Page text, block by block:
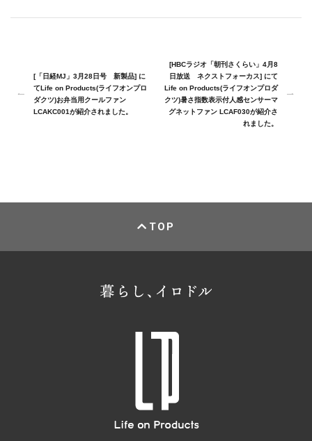
[「日経MJ」3月28日号 新製品] に
てLife on Products(ライフオンプロ
ダクツ)お弁当用クールファン
LCAKC001が紹介されました。
[HBCラジオ「朝刊さくらい」4月8
日放送 ネクストフォーカス] にて
Life on Products(ライフオンプロダ
クツ)暑さ指数表示付人感センサーマ
グネットファン LCAF030が紹介さ
れました。
TOP